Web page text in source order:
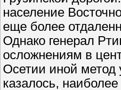
население
еще более
Однако генерал
осложнениям в
Осетии иной метод
казалось,